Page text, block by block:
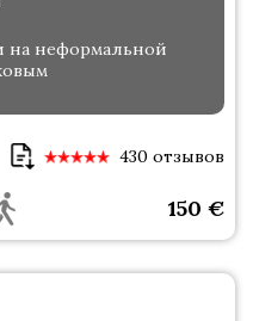
на неформальной
430 отзывов
150 €